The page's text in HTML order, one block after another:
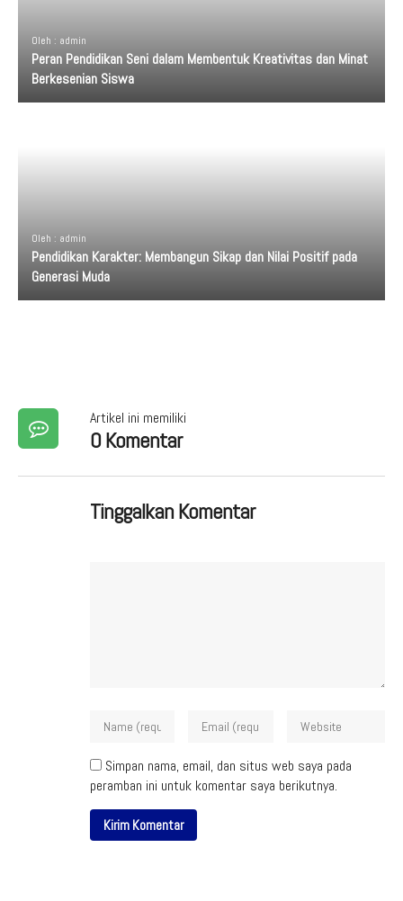
Oleh : admin
Peran Pendidikan Seni dalam Membentuk Kreativitas dan Minat
Berkesenian Siswa
Oleh : admin
Pendidikan Karakter: Membangun Sikap dan Nilai Positif pada
Generasi Muda
Artikel ini memiliki
0 Komentar
Tinggalkan Komentar
Simpan nama, email, dan situs web saya pada
peramban ini untuk komentar saya berikutnya.